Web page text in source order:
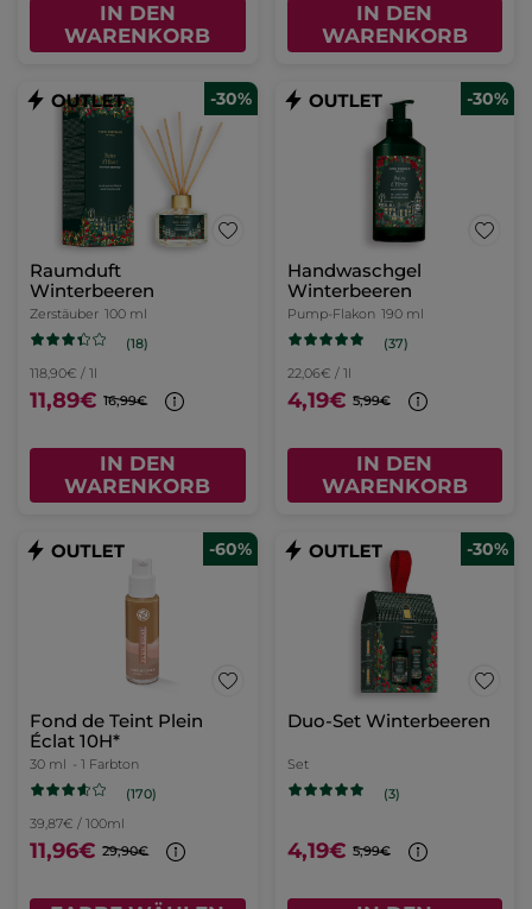
IN DEN
WARENKORB
IN DEN
WARENKORB
-30%
Raumduft
Winterbeeren
Zerstäuber 100 ml
(18)
118,90€ / 1l
11,89€ 16,99€
IN DEN
WARENKORB
-30%
Handwaschgel
Winterbeeren
Pump-Flakon 190 ml
(37)
22,06€ / 1l
4,19€ 5,99€
IN DEN
WARENKORB
-60%
Fond de Teint Plein
Éclat 10H*
30 ml - 1 Farbton
(170)
39,87€ / 100ml
11,96€ 29,90€
-30%
Duo-Set Winterbeeren
Set
(3)
4,19€ 5,99€